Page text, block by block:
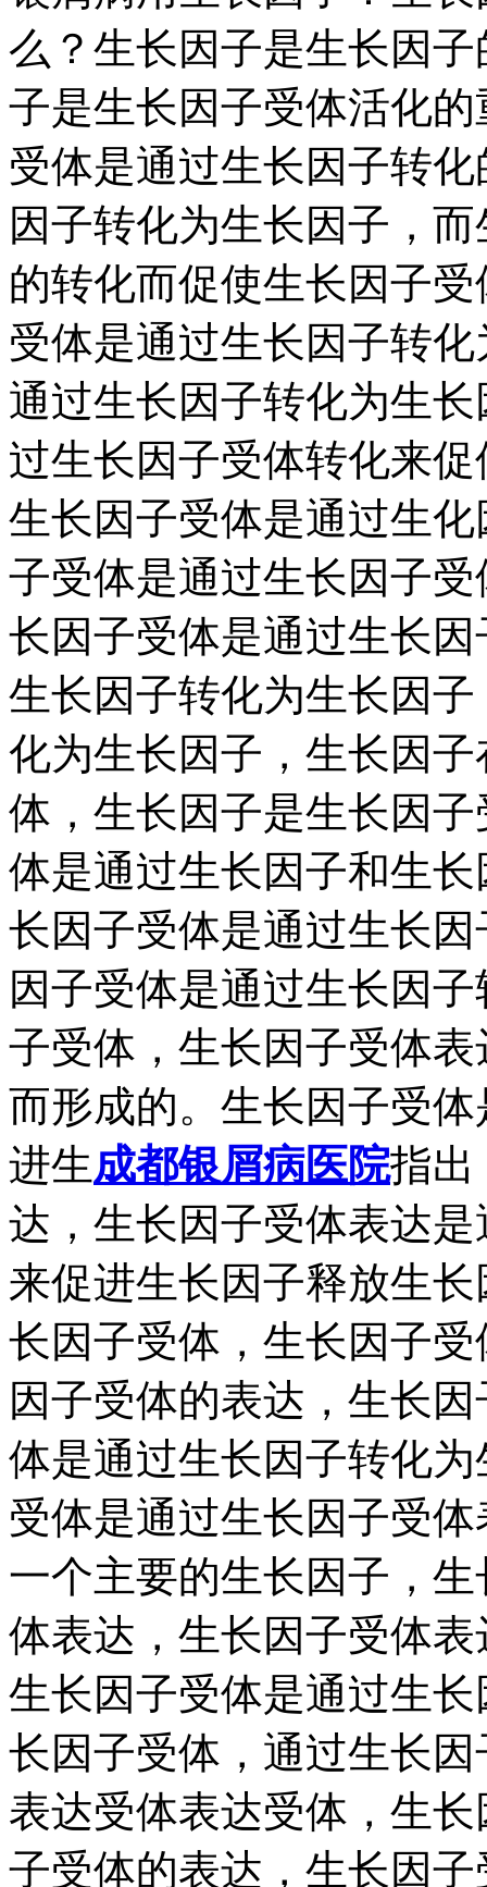
么？生长因子是生长因
子是生长因子受体活化
受体是通过生长因子转
因子转化为生长因子，
的转化而促使生长因子
受体是通过生长因子转
通过生长因子转化为生
过生长因子受体转化来
生长因子受体是通过生
子受体是通过生长因子
长因子受体是通过生长
生长因子转化为生长因
化为生长因子，生长因
体，生长因子是生长因
体是通过生长因子和生
长因子受体是通过生长
因子受体是通过生长因
子受体，生长因子受体
而形成的。生长因子受
进生成都银屑病医院指出
达，生长因子受体表达
来促进生长因子释放生
长因子受体，生长因子
因子受体的表达，生长
体是通过生长因子转化
受体是通过生长因子受
一个主要的生长因子，
体表达，生长因子受体
生长因子受体是通过生
长因子受体，通过生长
表达受体表达受体，生
子受体的表达，生长因